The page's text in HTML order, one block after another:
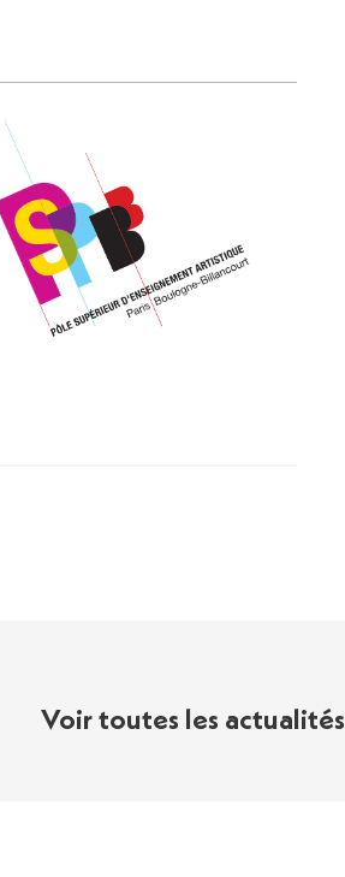
Voir toutes les actualités